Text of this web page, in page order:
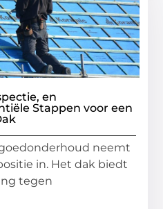
en
Stappen voor een
neemt
in. Het dak biedt
tegen